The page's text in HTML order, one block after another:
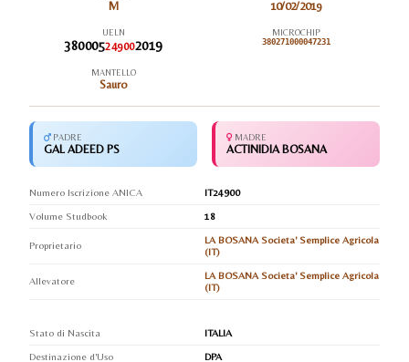
M 10/02/2019
UELN
380005249002019
MICROCHIP
380271000047231
MANTELLO
Sauro
PADRE
GAL ADEED PS
MADRE
ACTINIDIA BOSANA
Numero Iscrizione ANICA
IT24900
Volume Studbook
18
Proprietario
LA BOSANA Societa' Semplice Agricola
(IT)
Allevatore
LA BOSANA Societa' Semplice Agricola
(IT)
Stato di Nascita
ITALIA
Destinazione d'Uso
DPA